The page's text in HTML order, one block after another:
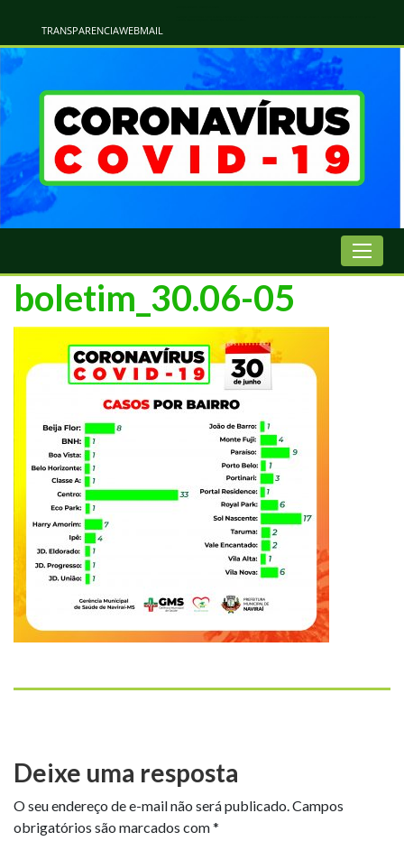
TRANSPARENCIAWEBMAIL
boletim_30.06-05
Deixe uma resposta
O seu endereço de e-mail não será publicado.Campos
obrigatórios são marcados com*